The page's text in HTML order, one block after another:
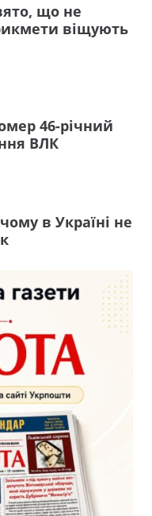
що не
віщують
46-річний
ВЛК
в Україні не